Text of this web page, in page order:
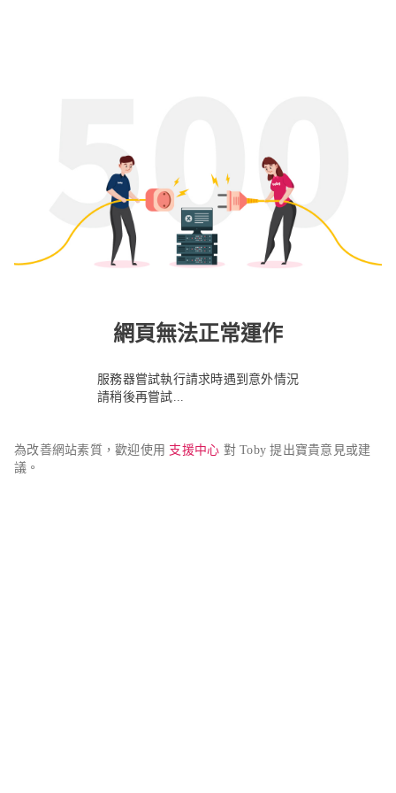
網頁無法正常運作
服務器嘗試執行請求時遇到意外情況
請稍後再嘗試...
為改善網站素質，歡迎使用 支援中心 對 Toby 提出寶貴意見或建
議。